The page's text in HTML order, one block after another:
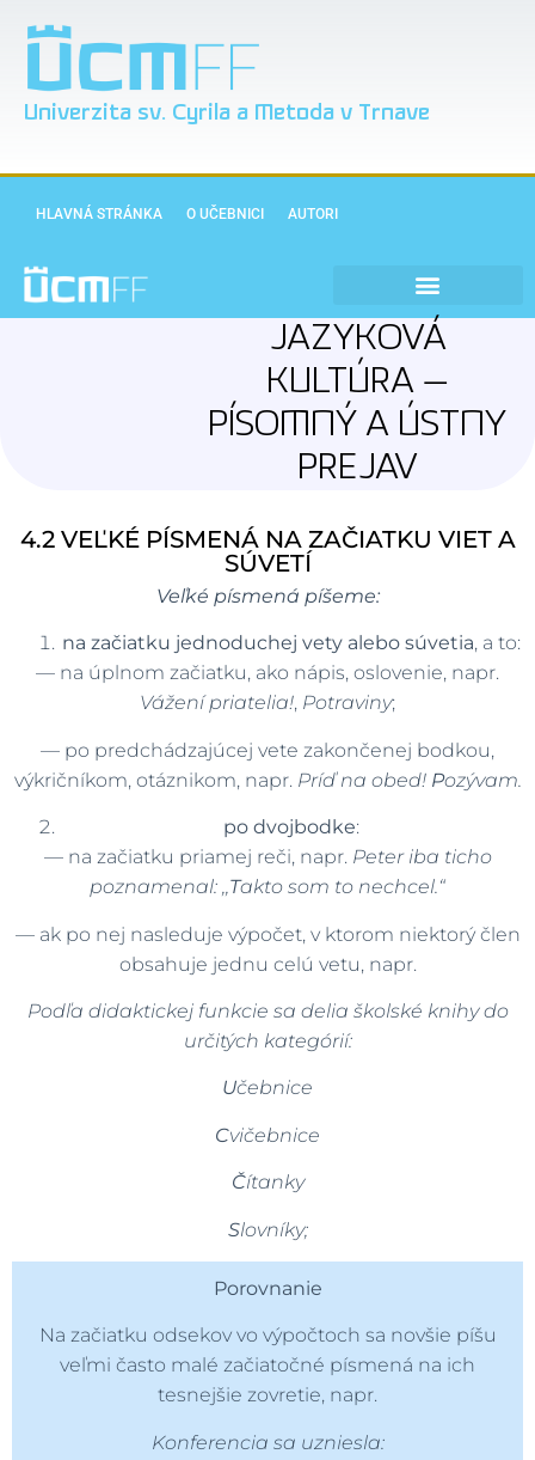
Univerzita sv. Cyrila a Metoda v Trnave
HLAVNÁ STRÁNKA O UČEBNICI AUTORI
JAZYKOVÁ
KULTÚRA —
PÍSOMNÝ A ÚSTNY
PREJAV
4.2 VEĽKÉ PÍSMENÁ NA ZAČIATKU VIET A
SÚVETÍ
Veľké písmená píšeme:
na začiatku jednoduchej vety alebo súvetia, a to:
— na úplnom začiatku, ako nápis, oslovenie, napr.
Vážení priatelia!, Potraviny;
— po predchádzajúcej vete zakončenej bodkou,
výkričníkom, otáznikom, napr. Príď na obed! Pozývam.
po dvojbodke:
— na začiatku priamej reči, napr. Peter iba ticho
poznamenal: ,,Takto som to nechcel.“
— ak po nej nasleduje výpočet, v ktorom niektorý člen
obsahuje jednu celú vetu, napr.
Podľa didaktickej funkcie sa delia školské knihy do
určitých kategórií:
Učebnice
Cvičebnice
Čítanky
Slovníky;
Porovnanie
Na začiatku odsekov vo výpočtoch sa novšie píšu
veľmi často malé začiatočné písmená na ich
tesnejšie zovretie, napr.
Konferencia sa uzniesla: